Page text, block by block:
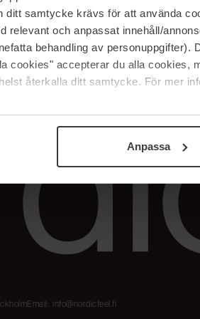
ditt samtycke krävs för att använda
relevant och anpassat innehåll/
behandling av personuppgifter).
cookies" accepterar du alla cookies,
återkalla ditt samtycke. För mer
Anpassa
The Beauty Edit
Työskentele
NordicFeel Groupissa
Email: info@nordicfeel.fi